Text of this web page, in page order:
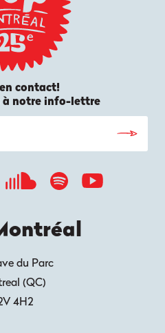
du Parc
(QC)
4H2
contact!
à notre info-lettre